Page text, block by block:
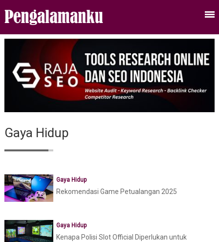
Gaya Hidup
Gaya Hidup
Rekomendasi Game Petualangan 2025
Gaya Hidup
Kenapa Polisi Slot Official Diperlukan untuk